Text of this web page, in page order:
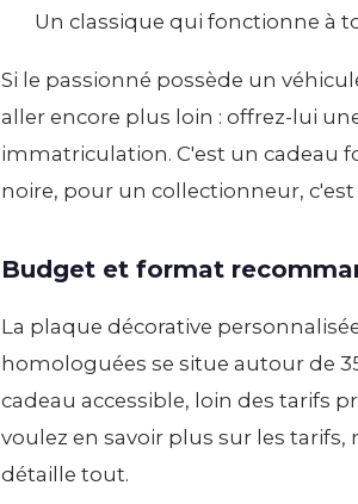
Un classique qui fonctionne à
Si le passionné possède un
aller encore plus loin : offrez-lui
immatriculation. C'est un cadeau
noire, pour un collectionneur,
Budget et format
La plaque décorative
homologuées se situe autour de
cadeau accessible, loin des tarifs
voulez en savoir plus sur les tarifs,
détaille tout.